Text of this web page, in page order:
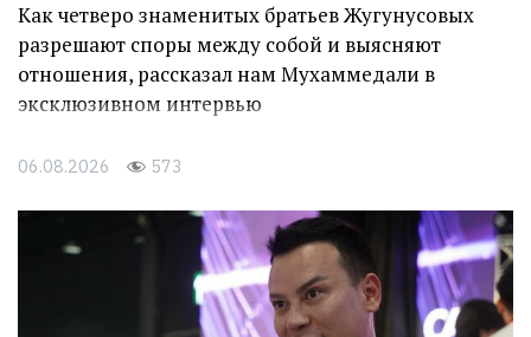
Как четверо знаменитых братьев Жугунусовых
разрешают споры между собой и выясняют
отношения, рассказал нам Мухаммедали в
эксклюзивном интервью
06.08.2026 573